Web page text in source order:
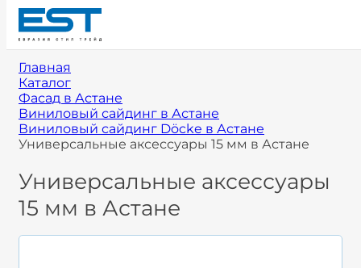
Главная
Каталог
Фасад в Астане
Виниловый сайдинг в Астане
Виниловый сайдинг Döcke в Астане
Универсальные аксессуары 15 мм в Астане
Универсальные аксессуары
15 мм в Астане